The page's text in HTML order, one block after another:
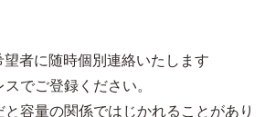
者に随時個別連絡いたします
でご登録ください。
容量の関係ではじかれることがあり